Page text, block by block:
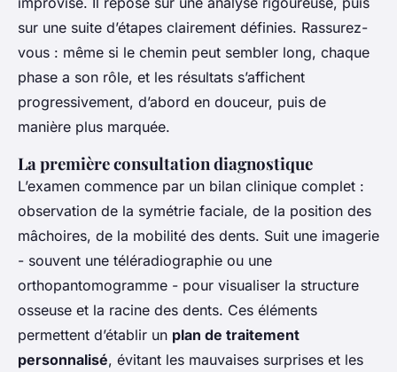
sur une suite d’étapes clairement définies. Rassurez-
vous : même si le chemin peut sembler long, chaque
phase a son rôle, et les résultats s’affichent
progressivement, d’abord en douceur, puis de
manière plus marquée.
La première consultation diagnostique
L’examen commence par un bilan clinique complet :
observation de la symétrie faciale, de la position des
mâchoires, de la mobilité des dents. Suit une imagerie
- souvent une téléradiographie ou une
orthopantomogramme - pour visualiser la structure
osseuse et la racine des dents. Ces éléments
permettent d’établir un plan de traitement
personnalisé, évitant les mauvaises surprises et les